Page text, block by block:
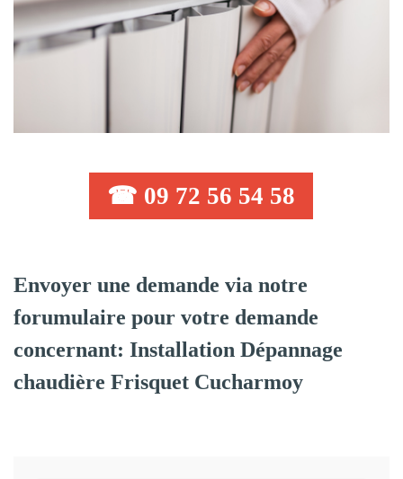
☎ 09 72 56 54 58
Envoyer une demande via notre
forumulaire pour votre demande
concernant: Installation Dépannage
chaudière Frisquet Cucharmoy